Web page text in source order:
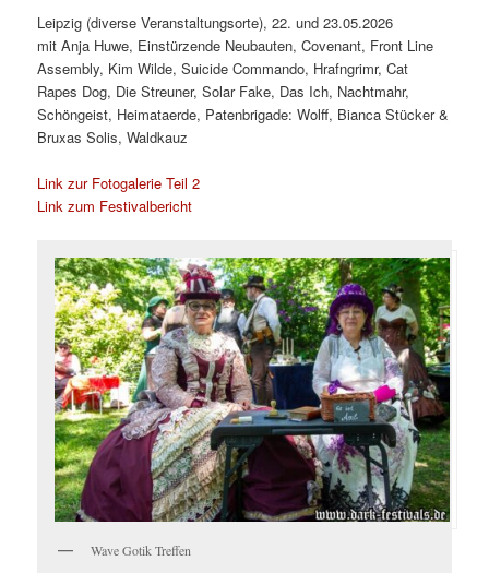
Leipzig (diverse Veranstaltungsorte), 22. und 23.05.2026
mit Anja Huwe, Einstürzende Neubauten, Covenant, Front Line
Assembly, Kim Wilde, Suicide Commando, Hrafngrimr, Cat
Rapes Dog, Die Streuner, Solar Fake, Das Ich, Nachtmahr,
Schöngeist, Heimataerde, Patenbrigade: Wolff, Bianca Stücker &
Bruxas Solis, Waldkauz
Link zur Fotogalerie Teil 2
Link zum Festivalbericht
Wave Gotik Treffen